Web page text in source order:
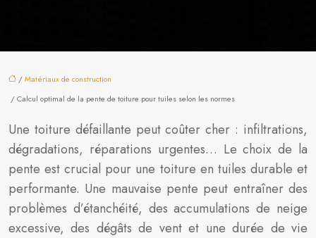
/Matériaux de construction
/ Calcul optimal de la pente de toiture pour tuiles selon les normes
Une toiture défaillante peut coûter cher : infiltrations,
dégradations, réparations urgentes… Le choix de la
pente est crucial pour une toiture en tuiles durable et
performante. Une mauvaise pente peut entraîner des
problèmes d’étanchéité, des accumulations de neige
excessive, des dégâts de vent et une durée de vie